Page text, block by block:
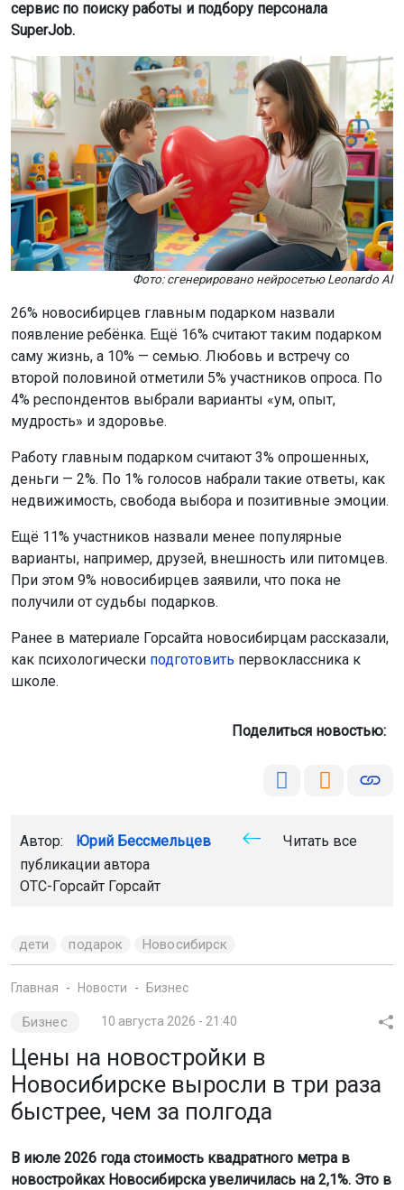
сервис по поиску работы и подбору персонала
SuperJob.
Фото: сгенерировано нейросетью Leonardo AI
26% новосибирцев главным подарком назвали
появление ребёнка. Ещё 16% считают таким подарком
саму жизнь, а 10% — семью. Любовь и встречу со
второй половиной отметили 5% участников опроса. По
4% респондентов выбрали варианты «ум, опыт,
мудрость» и здоровье.
Работу главным подарком считают 3% опрошенных,
деньги — 2%. По 1% голосов набрали такие ответы, как
недвижимость, свобода выбора и позитивные эмоции.
Ещё 11% участников назвали менее популярные
варианты, например, друзей, внешность или питомцев.
При этом 9% новосибирцев заявили, что пока не
получили от судьбы подарков.
Ранее в материале Горсайта новосибирцам рассказали,
как психологически подготовить первоклассника к
школе.
Поделиться новостью:
Автор: Юрий Бессмельцев
Читать все
публикации автора
ОТС-Горсайт Горсайт
дети подарок Новосибирск
Главная Новости Бизнес
Бизнес 10 августа 2026 - 21:40
Цены на новостройки в
Новосибирске выросли в три раза
быстрее, чем за полгода
В июле 2026 года стоимость квадратного метра в
новостройках Новосибирска увеличилась на 2,1%. Это в